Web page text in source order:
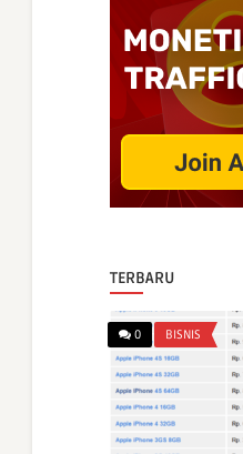
TERBARU
0 BISNIS